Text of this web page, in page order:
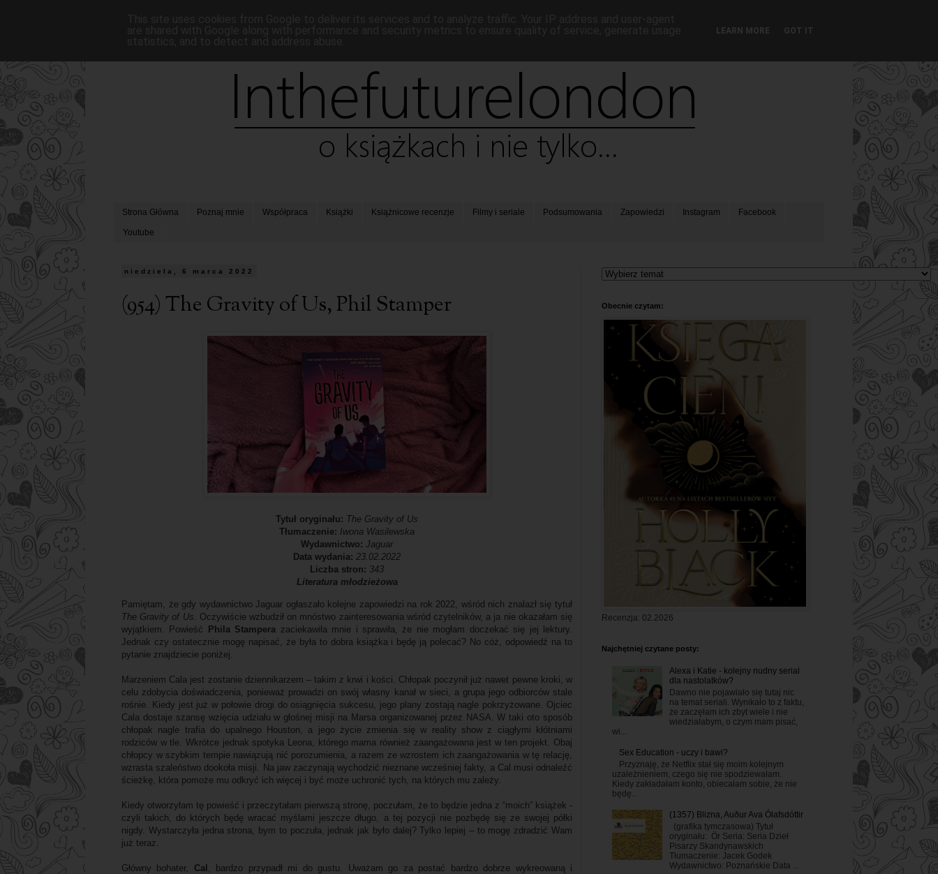
Strona Główna Poznaj mnie Współpraca Książki Książnicowe recenzje Filmy i seriale Podsumowania Zapowiedzi Instagram Facebook
Youtube
niedziela, 6 marca 2022
(954) The Gravity of Us, Phil Stamper
Tytuł oryginału: The Gravity of Us
Tłumaczenie: Iwona Wasilewska
Wydawnictwo: Jaguar
Data wydania: 23.02.2022
Liczba stron: 343
Literatura młodzieżowa
Pamiętam, że gdy wydawnictwo Jaguar ogłaszało kolejne zapowiedzi na rok 2022, wśród nich znalazł się tytuł
The Gravity of Us . Oczywiście wzbudził on mnóstwo zainteresowania wśród czytelników, a ja nie okazałam się
wyjątkiem. Powieść Phila Stampera zaciekawiła mnie i sprawiła, że nie mogłam doczekać się jej lektury.
Jednak czy ostatecznie mogę napisać, że była to dobra książka i będę ją polecać? No cóż, odpowiedź na to
pytanie znajdziecie poniżej.
Marzeniem Cala jest zostanie dziennikarzem – takim z krwi i kości. Chłopak poczynił już nawet pewne kroki, w
celu zdobycia doświadczenia, ponieważ prowadzi on swój własny kanał w sieci, a grupa jego odbiorców stale
rośnie. Kiedy jest już w połowie drogi do osiągnięcia sukcesu, jego plany zostają nagle pokrzyżowane. Ojciec
Cala dostaje szansę wzięcia udziału w głośnej misji na Marsa organizowanej przez NASA. W taki oto sposób
chłopak nagle trafia do upalnego Houston, a jego życie zmienia się w reality show z ciągłymi kłótniami
rodziców w tle. Wkrótce jednak spotyka Leona, którego mama również zaangażowana jest w ten projekt. Obaj
chłopcy w szybkim tempie nawiązują nić porozumienia, a razem ze wzrostem ich zaangażowania w tę relację,
wzrasta szaleństwo dookoła misji. Na jaw zaczynają wychodzić nieznane wcześniej fakty, a Cal musi odnaleźć
ścieżkę, która pomoże mu odkryć ich więcej i być może uchronić tych, na których mu zależy.
Kiedy otworzyłam tę powieść i przeczytałam pierwszą stronę, poczułam, że to będzie jedna z “moich” książek -
czyli takich, do których będę wracać myślami jeszcze długo, a tej pozycji nie pozbędę się ze swojej półki
nigdy. Wystarczyła jedna strona, bym to poczuła, jednak jak było dalej? Tylko lepiej – to mogę zdradzić Wam
już teraz.
Główny bohater, Cal , bardzo przypadł mi do gustu. Uważam go za postać bardzo dobrze wykreowaną i
Obecnie czytam:
Recenzja: 02.2026
Najchętniej czytane posty:
Alexa i Katie - kolejny nudny serial
dla nastolatków?
Dawno nie pojawiało się tutaj nic
na temat seriali. Wynikało to z faktu,
że zaczęłam ich zbyt wiele i nie
wiedziałabym, o czym mam pisać,
wi...
Sex Education - uczy i bawi?
Przyznaję, że Netflix stał się moim kolejnym
uzależnieniem, czego się nie spodziewałam.
Kiedy zakładałam konto, obiecałam sobie, że nie
będę...
(1357) Blizna, Auður Ava Ólafsdóttir
(grafika tymczasowa) Tytuł
oryginału: Ör Seria: Seria Dzieł
Pisarzy Skandynawskich
Tłumaczenie: Jacek Godek
Wydawnictwo: Poznańskie Data ...
LEARN MORE GOT IT